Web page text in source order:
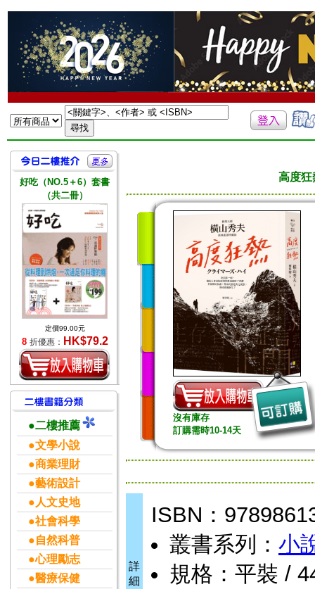
好吃（NO.5＋6）套書
（共二冊）
定價99.00元
8 折優惠： HK$79.2
●二樓推薦
●文學小說
●商業理財
●藝術設計
●人文史地
●社會科學
●自然科普
●心理勵志
●醫療保健
高度狂
沒有庫存
訂購需時10-14天
詳
細
ISBN：
叢書系列： 小
規格：平裝 /